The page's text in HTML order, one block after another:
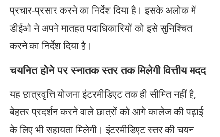
प्रचार-प्रसार करने का निर्देश दिया है। इसके अलोक में
डीईओ ने अपने मातहत पदाधिकारियों को इसे सुनिश्चित
करने का निर्देश दिया है।
चयनित होने पर स्नातक स्तर तक मिलेगी वित्तीय मदद
यह छात्रवृत्ति योजना इंटरमीडिएट तक ही सीमित नहीं है,
बेहतर प्रदर्शन करने वाले छात्रों को आगे कालेज की पढ़ाई
के लिए भी सहायता मिलेगी। इंटरमीडिएट स्तर की चयन